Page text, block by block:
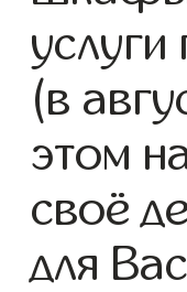
(в
этом
своё
для